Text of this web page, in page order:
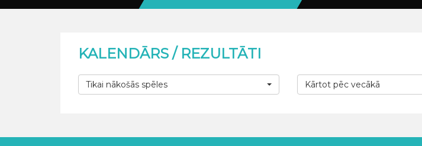
KALENDĀRS / REZULTĀTI
Tikai nākošās spēles Kārtot pēc vecākā